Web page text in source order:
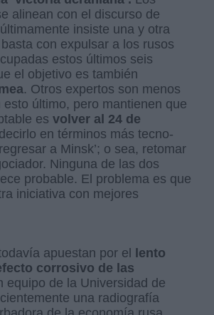
alinean con el discurso de
insiste una y otra
con expulsar a los rusos
estos últimos seis
el objetivo es también
. Otros expertos son menos
esto último, pero mantienen que
es volver al 24 de
en términos más tecno-
a Minsk’; o sea, retomar
Ninguna de las dos
probable. El problema es que
iniciativa con mejores
apuestan por el
lento
corrosivo de las
equipo de la Universidad de
una radiografía